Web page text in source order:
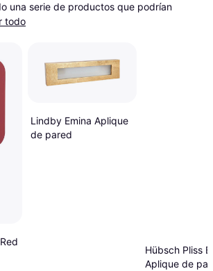
una serie de productos que podrían
todo
Lindby Emina Aplique
de pared
Hübsch Pliss
Aplique de